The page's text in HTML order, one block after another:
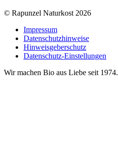
© Rapunzel Naturkost 2026
Impressum
Datenschutzhinweise
Hinweisgeberschutz
Datenschutz-Einstellungen
Wir machen Bio aus Liebe seit 1974.